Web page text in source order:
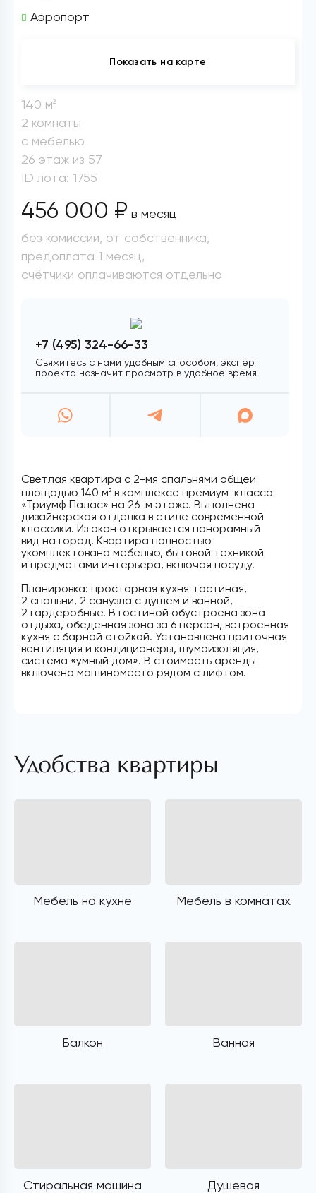
Светлая квартира с 2-мя спальнями общей
площадью 140 м2 в комплексе премиум-класса
«Триумф Палас» на 26-м этаже. Выполнена
дизайнерская отделка в стиле современной
классики. Из окон открывается панорамный
вид на город. Квартира полностью
укомплектована мебелью, бытовой техникой
и предметами интерьера, включая посуду.
Планировка: просторная кухня-гостиная,
2 спальни, 2 санузла с душем и ванной,
2 гардеробные. В гостиной обустроена зона
отдыха, обеденная зона за 6 персон, встроенная
кухня с барной стойкой. Установлена приточная
вентиляция и кондиционеры, шумоизоляция,
система «умный дом». В стоимость аренды
включено машиноместо рядом с лифтом.
Аэропорт
Показать на карте
140 м2
2 комнаты
с мебелью
26 этаж из 57
ID лота: 1755
456 000 ₽ в месяц
без комиссии, от собственника,
предоплата 1 месяц,
счётчики оплачиваются отдельно
+7 (495) 324-66-33
Свяжитесь с нами удобным способом, эксперт
проекта назначит просмотр в удобное время
Удобства квартиры
Мебель на кухне Мебель в комнатах
Балкон Ванная
Стиральная машина Душевая